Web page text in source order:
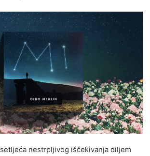
nestrpljivog iščekivanja diljem